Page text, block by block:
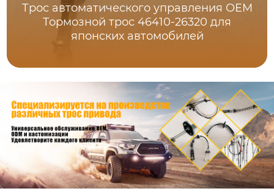
Трос автоматического управления OEM
Тормозной трос 46410-26320 для
японских автомобилей